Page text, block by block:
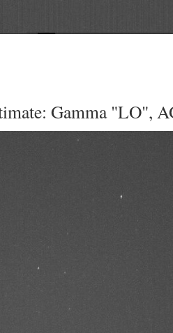
Gamma "LO",